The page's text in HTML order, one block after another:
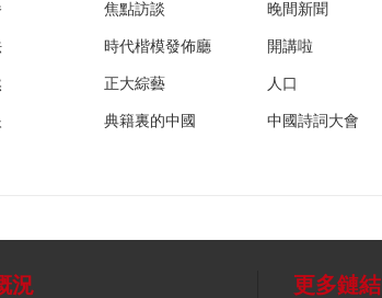
焦點訪談 晚間新聞
時代楷模發佈廳 開講啦
正大綜藝 人口
典籍裏的中國 中國詩詞大會
況 更多鏈結